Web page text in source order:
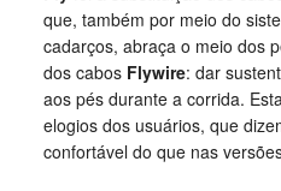
que, também por meio do
cadarços, abraça o meio dos
dos cabos Flywire: dar
aos pés durante a corrida.
elogios dos usuários, que
confortável do que nas